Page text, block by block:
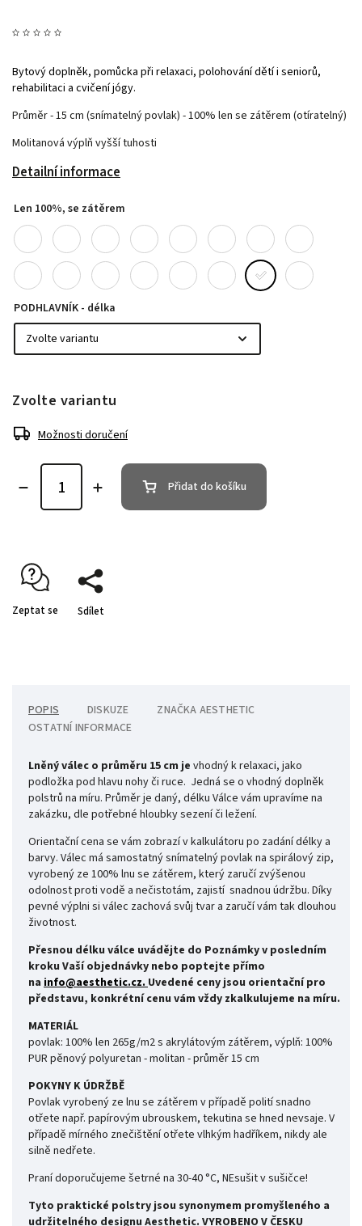
Bytový doplněk, pomůcka při relaxaci, polohování dětí i seniorů,
rehabilitaci a cvičení jógy.
Průměr - 15 cm (snímatelný povlak) - 100% len se zátěrem (otíratelný)
Molitanová výplň vyšší tuhosti
Detailní informace
Len 100%, se zátěrem
PODHLAVNÍK - délka
Zvolte variantu
Možnosti doručení
Přidat do košíku
Zeptat se Sdílet
POPIS DISKUZE ZNAČKA AESTHETIC
OSTATNÍ INFORMACE
Lněný válec o průměru 15 cm je vhodný k relaxaci, jako
podložka pod hlavu nohy či ruce. Jedná se o vhodný doplněk
polstrů na míru. Průměr je daný, délku Válce vám upravíme na
zakázku, dle potřebné hloubky sezení či ležení.
Orientační cena se vám zobrazí v kalkulátoru po zadání délky a
barvy. Válec má samostatný snímatelný povlak na spirálový zip,
vyrobený ze 100% lnu se zátěrem, který zaručí zvýšenou
odolnost proti vodě a nečistotám, zajistí snadnou údržbu. Díky
pevné výplni si válec zachová svůj tvar a zaručí vám tak dlouhou
životnost.
Přesnou délku válce uvádějte do Poznámky v posledním
kroku Vaší objednávky nebo poptejte přímo
na info@aesthetic.cz.Uvedené ceny jsou orientační pro
představu, konkrétní cenu vám vždy zkalkulujeme na míru.
MATERIÁL
povlak: 100% len 265g/m2 s akrylátovým zátěrem, výplň: 100%
PUR pěnový polyuretan - molitan - průměr 15 cm
POKYNY K ÚDRŽBĚ
Povlak vyrobený ze lnu se zátěrem v případě polití snadno
otřete např. papírovým ubrouskem, tekutina se hned nevsaje. V
případě mírného znečištění otřete vlhkým hadříkem, nikdy ale
silně nedřete.
Praní doporučujeme šetrné na 30-40 °C, NEsušit v sušičce!
Tyto praktické polstry jsou synonymem promyšleného a
udržitelného designu Aesthetic. VYROBENO V ČESKU